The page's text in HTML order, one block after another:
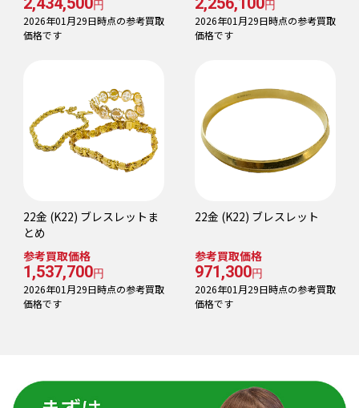
円
2026年01月29日時点の参考買取
価格です
円
2026年01月29日時点の参考買取
価格です
22金 (K22) ブレスレットま
とめ
参考買取価格
1,537,700円
2026年01月29日時点の参考買取
価格です
22金 (K22) ブレスレット
参考買取価格
971,300円
2026年01月29日時点の参考買取
価格です